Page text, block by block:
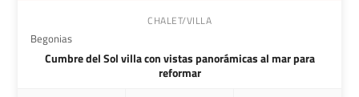
CHALET/VILLA
Begonias
Cumbre del Sol villa con vistas panorámicas al mar para
reformar